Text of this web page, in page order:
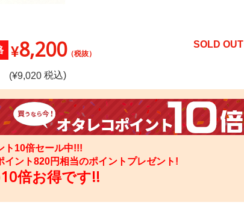
¥8,200（税抜）
(¥9,020税込)
SOLD OUT
ト10倍セール中!!!
イント820円相当のポイントプレゼント!
倍お得です!!